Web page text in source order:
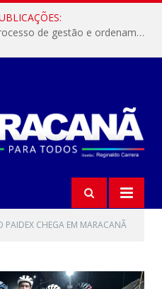
Resex Maracanã avança no processo de gestão e ordenamento do turismo em nossas áreas protegidas.
PAIDEX CHEGA EM MARACANÃ